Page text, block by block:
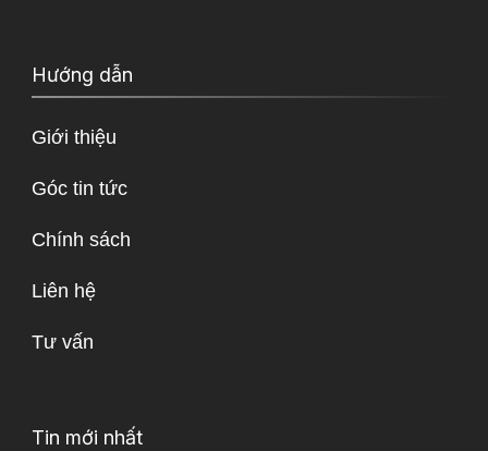
Hướng dẫn
Giới thiệu
Góc tin tức
Chính sách
Liên hệ
Tư vấn
Tin mới nhất